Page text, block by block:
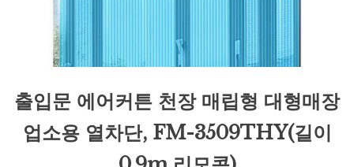
출입문 에어커튼 천장 매립형 대형매장
업소용 열차단, FM-3509THY(길이